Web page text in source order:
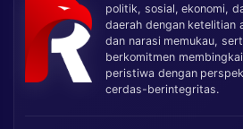
politik, sosial, ekonomi,
daerah dengan ketelitian
dan narasi memukau,
berkomitmen membingkai
peristiwa dengan
cerdas-berintegritas.